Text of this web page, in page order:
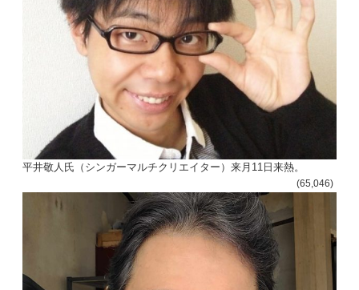
平井敬人氏（シンガーマルチクリエイター）来月11日来熱。
(65,046)